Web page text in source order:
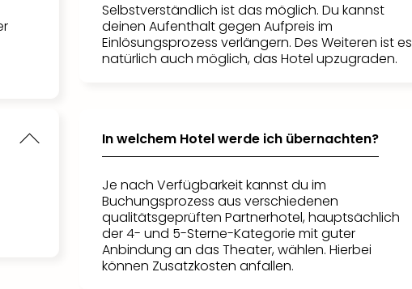
Selbstverständlich ist das möglich. Du kannst
deinen Aufenthalt gegen Aufpreis im
Einlösungsprozess verlängern. Des Weiteren ist es
natürlich auch möglich, das Hotel upzugraden.
In welchem Hotel werde ich übernachten?
Je nach Verfügbarkeit kannst du im
Buchungsprozess aus verschiedenen
qualitätsgeprüften Partnerhotel, hauptsächlich
der 4- und 5-Sterne-Kategorie mit guter
Anbindung an das Theater, wählen. Hierbei
können Zusatzkosten anfallen.